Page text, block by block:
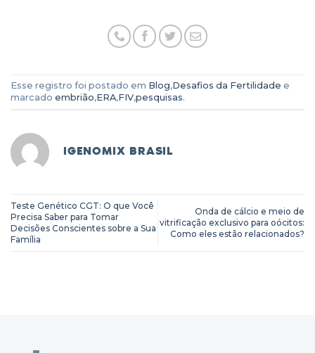
Esse registro foi postado em Blog,Desafios da Fertilidade e
marcado embrião,ERA,FIV,pesquisas.
IGENOMIX BRASIL
Teste Genético CGT: O que Você
Precisa Saber para Tomar
Decisões Conscientes sobre a Sua
Família
Onda de cálcio e meio de
vitrificação exclusivo para oócitos:
Como eles estão relacionados?